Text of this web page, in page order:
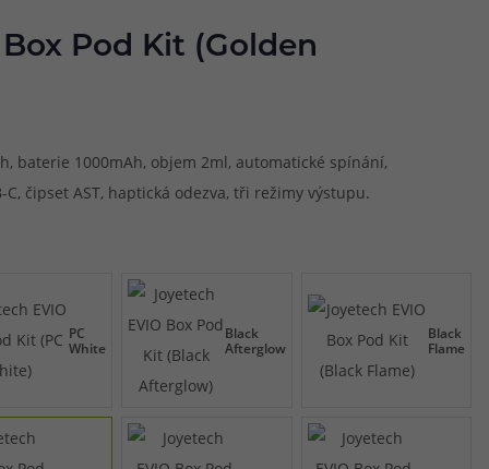
Zobrazit produkty
Zobrazit produkty
Zobrazit produkty
Zobrazit produkty
Zobrazit produkty
Zobrazit produkty
Pod Kit (Golden
baterie 1000mAh, objem 2ml, automatické spínání,
čipset AST, haptická odezva, tři režimy výstupu.
PC
White
Black
Afterglow
Black
Flame